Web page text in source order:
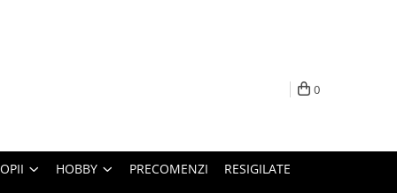
0
HOBBY PRECOMENZI RESIGILATE